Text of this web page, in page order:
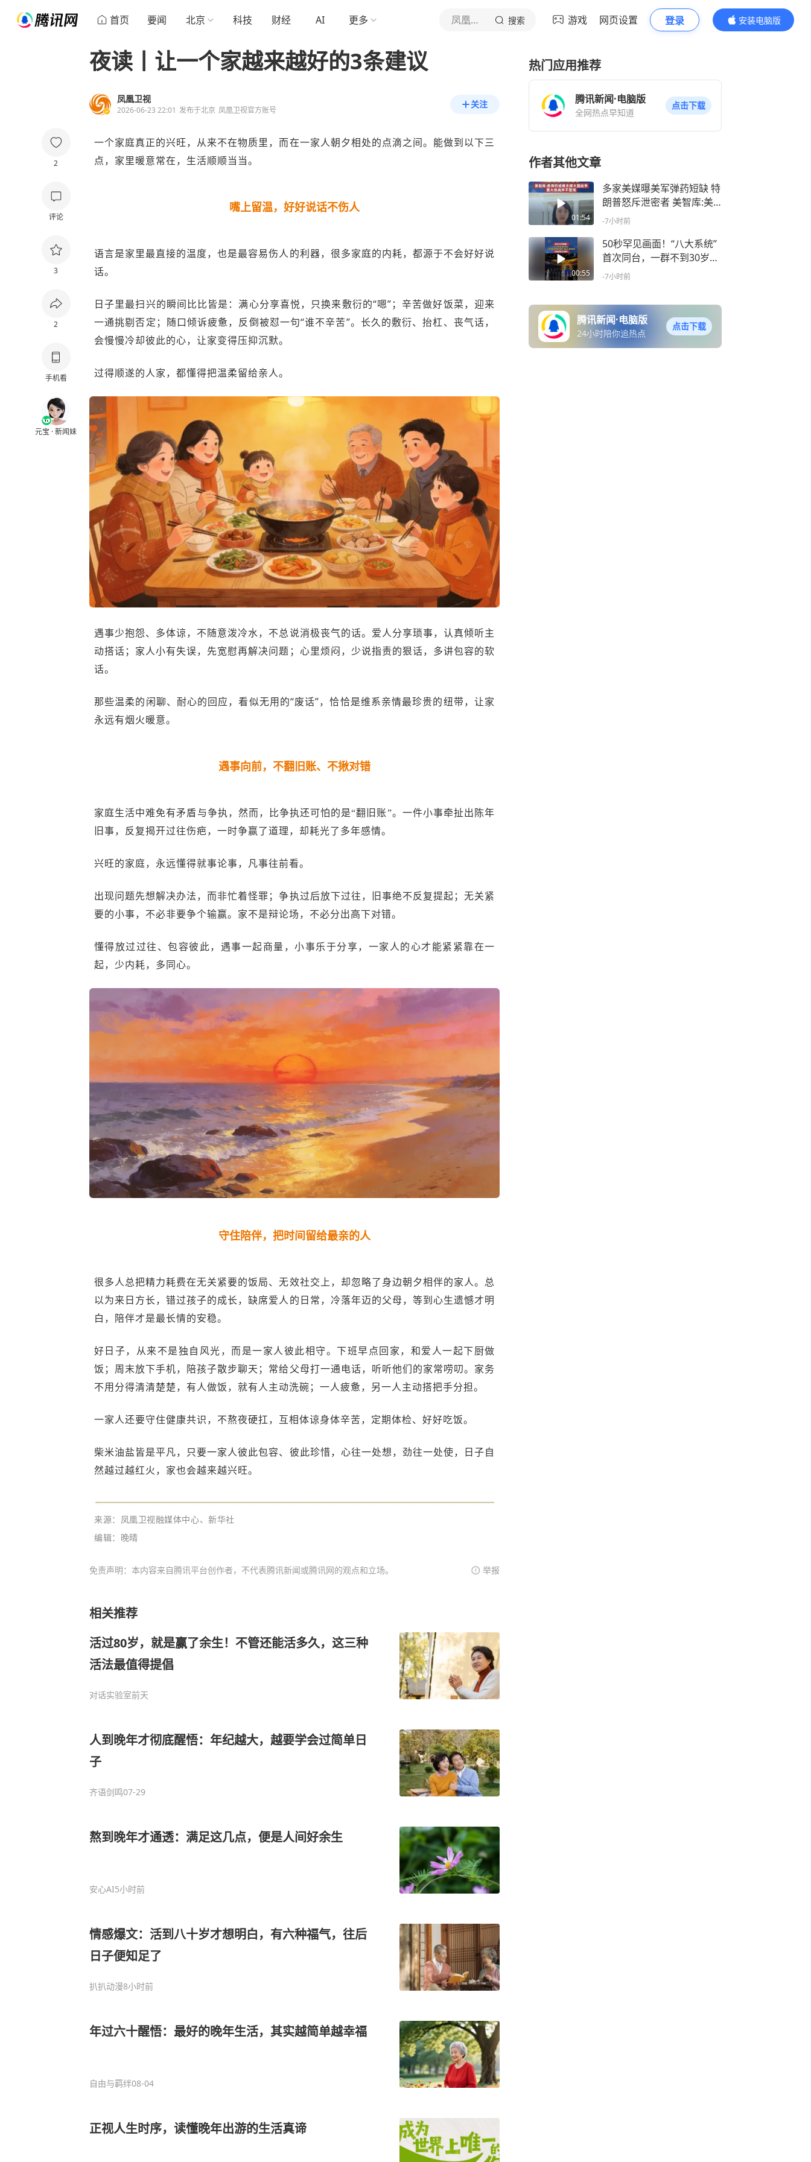
首页 要闻 北京 科技 财经 AI 更多 凤凰卫视 搜索 游戏 网页设置 登录
安装电脑版
内容更精彩
2
评论
3
2
手机看
元宝 · 新闻妹
夜读丨让一个家越来越好的3条建议
凤凰卫视
2026-06-23 22:01 发布于北京 凤凰卫视官方账号
关注
一个家庭真正的兴旺，从来不在物质里，而在一家人朝夕相处的点滴之间。能做到以下三
点，家里暖意常在，生活顺顺当当。
嘴上留温，好好说话不伤人
语言是家里最直接的温度，也是最容易伤人的利器，很多家庭的内耗，都源于不会好好说
话。
日子里最扫兴的瞬间比比皆是：满心分享喜悦，只换来敷衍的“嗯”；辛苦做好饭菜，迎来
一通挑剔否定；随口倾诉疲惫，反倒被怼一句“谁不辛苦”。长久的敷衍、抬杠、丧气话，
会慢慢冷却彼此的心，让家变得压抑沉默。
过得顺遂的人家，都懂得把温柔留给亲人。
遇事少抱怨、多体谅，不随意泼冷水，不总说消极丧气的话。爱人分享琐事，认真倾听主
动搭话；家人小有失误，先宽慰再解决问题；心里烦闷，少说指责的狠话，多讲包容的软
话。
那些温柔的闲聊、耐心的回应，看似无用的“废话”，恰恰是维系亲情最珍贵的纽带，让家
永远有烟火暖意。
遇事向前，不翻旧账、不揪对错
家庭生活中难免有矛盾与争执，然而，比争执还可怕的是“翻旧账”。一件小事牵扯出陈年
旧事，反复揭开过往伤疤，一时争赢了道理，却耗光了多年感情。
兴旺的家庭，永远懂得就事论事，凡事往前看。
出现问题先想解决办法，而非忙着怪罪；争执过后放下过往，旧事绝不反复提起；无关紧
要的小事，不必非要争个输赢。家不是辩论场，不必分出高下对错。
懂得放过过往、包容彼此，遇事一起商量，小事乐于分享，一家人的心才能紧紧靠在一
起，少内耗，多同心。
守住陪伴，把时间留给最亲的人
很多人总把精力耗费在无关紧要的饭局、无效社交上，却忽略了身边朝夕相伴的家人。总
以为来日方长，错过孩子的成长，缺席爱人的日常，冷落年迈的父母，等到心生遗憾才明
白，陪伴才是最长情的安稳。
好日子，从来不是独自风光，而是一家人彼此相守。下班早点回家，和爱人一起下厨做
饭；周末放下手机，陪孩子散步聊天；常给父母打一通电话，听听他们的家常唠叨。家务
不用分得清清楚楚，有人做饭，就有人主动洗碗；一人疲惫，另一人主动搭把手分担。
一家人还要守住健康共识，不熬夜硬扛，互相体谅身体辛苦，定期体检、好好吃饭。
柴米油盐皆是平凡，只要一家人彼此包容、彼此珍惜，心往一处想，劲往一处使，日子自
然越过越红火，家也会越来越兴旺。
来源：凤凰卫视融媒体中心、新华社
编辑：晚晴
免责声明：本内容来自腾讯平台创作者，不代表腾讯新闻或腾讯网的观点和立场。 举报
相关推荐
活过80岁，就是赢了余生！不管还能活多久，这三种
活法最值得提倡
对话实验室前天
人到晚年才彻底醒悟：年纪越大，越要学会过简单日
子
齐语剑鸣07-29
熬到晚年才通透：满足这几点，便是人间好余生
安心AI5小时前
情感爆文：活到八十岁才想明白，有六种福气，往后
日子便知足了
扒扒动漫8小时前
年过六十醒悟：最好的晚年生活，其实越简单越幸福
自由与羁绊08-04
正视人生时序，读懂晚年出游的生活真谛
热门应用推荐
腾讯新闻·电脑版
全网热点早知道
点击下载
作者其他文章
01:54
多家美媒曝美军弹药短缺 特
朗普怒斥泄密者 美智库:美
军弹药或难支撑大国战争
-7小时前
00:55
50秒罕见画面！“八大系统”
首次同台，一群不到30岁的
年轻人托起中国空间站，来
盛典上，中国空间站青年建
设者团队荣获“影响世界华人
大奖”，“八大系统”首次同台
-7小时前
腾讯新闻·电脑版
24小时陪你追热点
点击下载